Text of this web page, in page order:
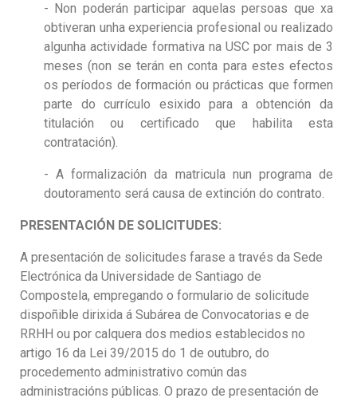
- Non poderán participar aquelas persoas que xa
obtiveran unha experiencia profesional ou realizado
algunha actividade formativa na USC por mais de 3
meses (non se terán en conta para estes efectos
os períodos de formación ou prácticas que formen
parte do currículo esixido para a obtención da
titulación ou certificado que habilita esta
contratación).
- A formalización da matricula nun programa de
doutoramento será causa de extinción do contrato.
PRESENTACIÓN DE SOLICITUDES:
A presentación de solicitudes farase a través da Sede
Electrónica da Universidade de Santiago de
Compostela, empregando o formulario de solicitude
dispoñible dirixida á Subárea de Convocatorias e de
RRHH ou por calquera dos medios establecidos no
artigo 16 da Lei 39/2015 do 1 de outubro, do
procedemento administrativo común das
administracións públicas. O prazo de presentación de